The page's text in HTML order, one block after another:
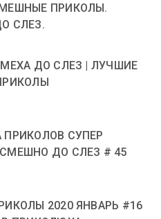
ПРИКОЛЫ.
СЛЕЗ.
ДО СЛЕЗ | ЛУЧШИЕ
СУПЕР
ДО СЛЕЗ # 45
2020 ЯНВАРЬ #16